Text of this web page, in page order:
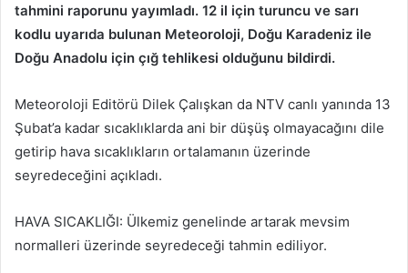
tahmini raporunu yayımladı. 12 il için turuncu ve sarı
kodlu uyarıda bulunan Meteoroloji, Doğu Karadeniz ile
Doğu Anadolu için çığ tehlikesi olduğunu bildirdi.
Meteoroloji Editörü Dilek Çalışkan da NTV canlı yanında 13
Şubat’a kadar sıcaklıklarda ani bir düşüş olmayacağını dile
getirip hava sıcaklıkların ortalamanın üzerinde
seyredeceğini açıkladı.
HAVA SICAKLIĞI: Ülkemiz genelinde artarak mevsim
normalleri üzerinde seyredeceği tahmin ediliyor.